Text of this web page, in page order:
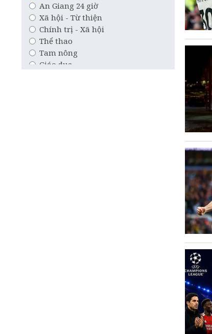
An Giang 24 giờ
Xã hội - Từ thiện
Chính trị - Xã hội
Thể thao
Tam nông
Giáo dục